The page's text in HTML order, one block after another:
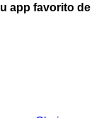
app favorito de